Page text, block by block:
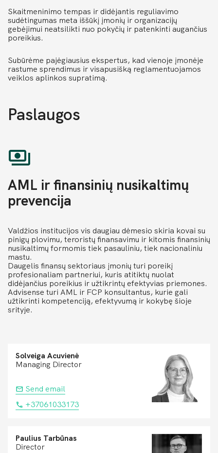
Skaitmeninimo tempas ir didėjantis reguliavimo
sudėtingumas meta iššūkį įmonių ir organizacijų
gebėjimui neatsilikti nuo pokyčių ir patenkinti augančius
poreikius.
Subūrėme pajėgiausius ekspertus, kad vienoje įmonėje
rastume sprendimus ir visapusišką reglamentuojamos
veiklos aplinkos supratimą.
Paslaugos
AML ir finansinių nusikaltimų
prevencija
Valdžios institucijos vis daugiau dėmesio skiria kovai su
pinigų plovimu, teroristų finansavimu ir kitomis finansinių
nusikaltimų formomis tiek pasauliniu, tiek nacionaliniu
mastu.
Daugelis finansų sektoriaus įmonių turi poreikį
profesionaliam partneriui, kuris atitiktų nuolat
didėjančius poreikius ir užtikrintų efektyvias priemones.
Advisense turi AML ir FCP konsultantus, kurie gali
užtikrinti kompetenciją, efektyvumą ir kokybę šioje
srityje.
Solveiga Acuvienė
Managing Director
Send email
+37061033173
Paulius Tarbūnas
Director